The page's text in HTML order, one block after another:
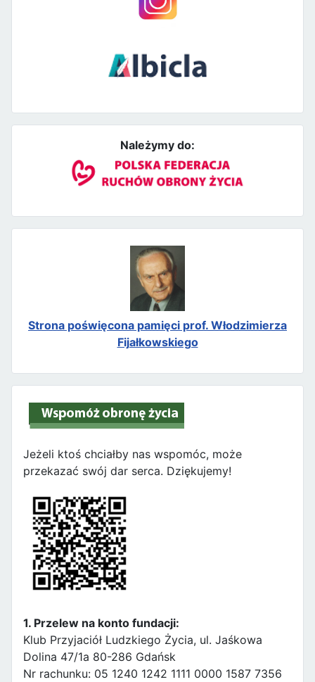
Należymy do:
Strona poświęcona pamięci prof. Włodzimierza
Fijałkowskiego
Jeżeli ktoś chciałby nas wspomóc, może
przekazać swój dar serca. Dziękujemy!
1. Przelew na konto fundacji:
Klub Przyjaciół Ludzkiego Życia, ul. Jaśkowa
Dolina 47/1a 80-286 Gdańsk
Nr rachunku: 05 1240 1242 1111 0000 1587 7356